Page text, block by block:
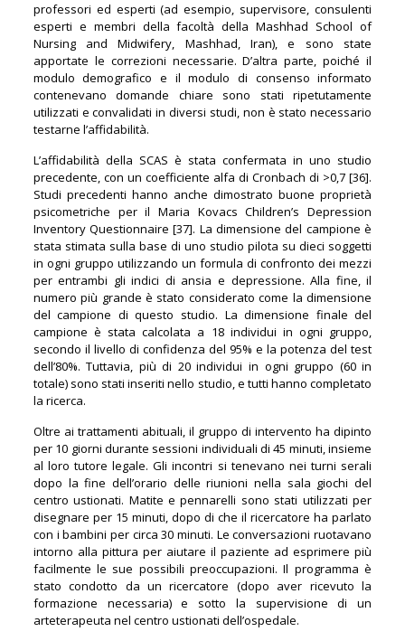
professori ed esperti (ad esempio, supervisore, consulenti
esperti e membri della facoltà della Mashhad School of
Nursing and Midwifery, Mashhad, Iran), e sono state
apportate le correzioni necessarie. D’altra parte, poiché il
modulo demografico e il modulo di consenso informato
contenevano domande chiare sono stati ripetutamente
utilizzati e convalidati in diversi studi, non è stato necessario
testarne l’affidabilità.
L’affidabilità della SCAS è stata confermata in uno studio
precedente, con un coefficiente alfa di Cronbach di >0,7 [36].
Studi precedenti hanno anche dimostrato buone proprietà
psicometriche per il Maria Kovacs Children’s Depression
Inventory Questionnaire [37]. La dimensione del campione è
stata stimata sulla base di uno studio pilota su dieci soggetti
in ogni gruppo utilizzando un formula di confronto dei mezzi
per entrambi gli indici di ansia e depressione. Alla fine, il
numero più grande è stato considerato come la dimensione
del campione di questo studio. La dimensione finale del
campione è stata calcolata a 18 individui in ogni gruppo,
secondo il livello di confidenza del 95% e la potenza del test
dell’80%. Tuttavia, più di 20 individui in ogni gruppo (60 in
totale) sono stati inseriti nello studio, e tutti hanno completato
la ricerca.
Oltre ai trattamenti abituali, il gruppo di intervento ha dipinto
per 10 giorni durante sessioni individuali di 45 minuti, insieme
al loro tutore legale. Gli incontri si tenevano nei turni serali
dopo la fine dell’orario delle riunioni nella sala giochi del
centro ustionati. Matite e pennarelli sono stati utilizzati per
disegnare per 15 minuti, dopo di che il ricercatore ha parlato
con i bambini per circa 30 minuti. Le conversazioni ruotavano
intorno alla pittura per aiutare il paziente ad esprimere più
facilmente le sue possibili preoccupazioni. Il programma è
stato condotto da un ricercatore (dopo aver ricevuto la
formazione necessaria) e sotto la supervisione di un
arteterapeuta nel centro ustionati dell’ospedale.